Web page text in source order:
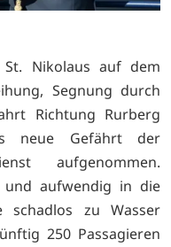
Nikolaus auf dem
Segnung durch
Richtung Rurberg
neue Gefährt der
aufgenommen.
und aufwendig in die
zu Wasser
250 Passagieren